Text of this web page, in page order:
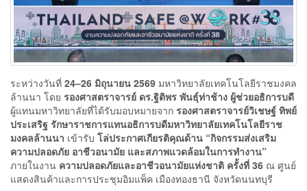
ระหว่างวันที่ 24–26 มิถุนายน 2569 มหาวิทยาลัยเทคโนโลยีราชมงคล
ล้านนา โดย รองศาสตราจารย์ ดร.ฐิติพร พันธุ์ท่าช้าง ผู้ช่วยอธิการบดี
ผู้แทนมหาวิทยาลัยที่ได้รับมอบหมายจาก รองศาสตราจารย์วิเชษฐ์ ทิพย์
ประเสริฐ รักษาราชการแทนอธิการบดีมหาวิทยาลัยเทคโนโลยีราช
มงคลล้านนา เข้ารับ โล่ประกาศเกียรติคุณด้าน “กิจกรรมส่งเสริม
ความปลอดภัย อาชีวอนามัย และสภาพแวดล้อมในการทำงาน”
ภายในงาน ความปลอดภัยและอาชีวอนามัยแห่งชาติ ครั้งที่ 36 ณ ศูนย์
แสดงสินค้าและการประชุมอิมแพ็ค เมืองทองธานี จังหวัดนนทบุรี